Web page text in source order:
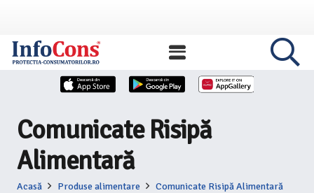
Comunicate Risipă
Alimentară
Acasă Produse alimentare
Comunicate Risipă Alimentară